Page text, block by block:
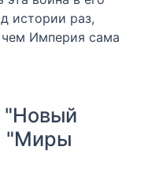
истории раз,
Империя сама
"Миры